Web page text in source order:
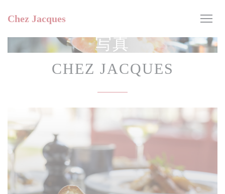
Chez Jacques
写真
CHEZ JACQUES